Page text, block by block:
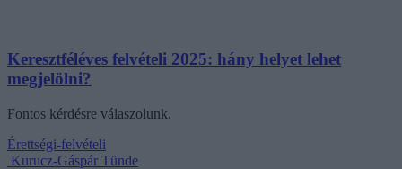
Keresztféléves felvételi 2025: hány helyet lehet
megjelölni?
Fontos kérdésre válaszolunk.
Érettségi-felvételi
Kurucz-Gáspár Tünde